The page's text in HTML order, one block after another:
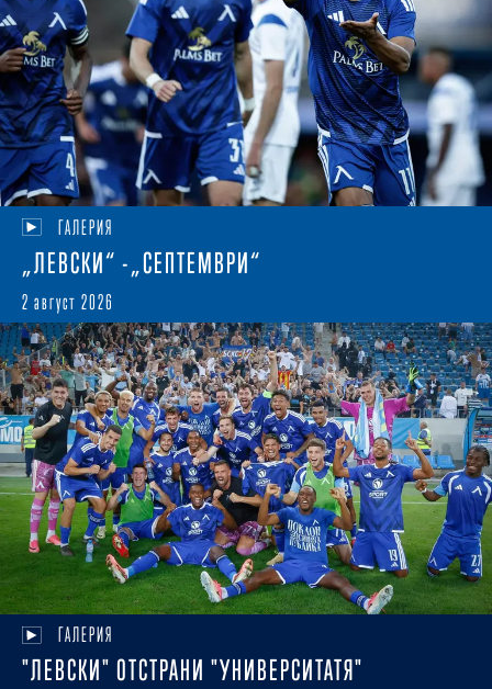
ГАЛЕРИЯ
„ЛЕВСКИ“ -„СЕПТЕМВРИ“
2 август 2026
ГАЛЕРИЯ
"ЛЕВСКИ" ОТСТРАНИ "УНИВЕРСИТАТЯ"